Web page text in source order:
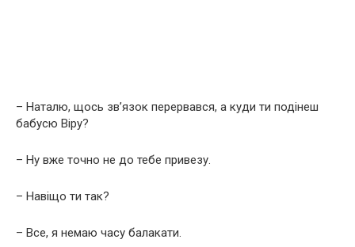
– Наталю, щось зв’язок перервався, а куди ти подінеш
бабусю Віру?
– Ну вже точно не до тебе привезу.
– Навіщо ти так?
– Все, я немаю часу балакати.